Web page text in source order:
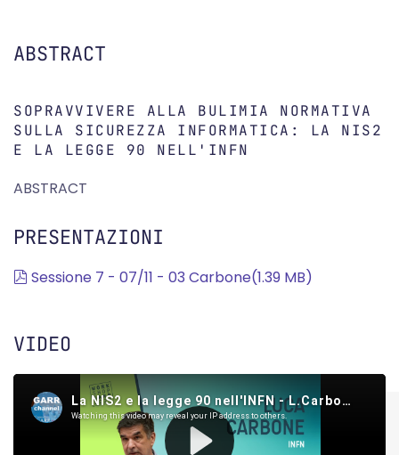
ABSTRACT
SOPRAVVIVERE ALLA BULIMIA NORMATIVA
SULLA SICUREZZA INFORMATICA: LA NIS2
E LA LEGGE 90 NELL'INFN
ABSTRACT
PRESENTAZIONI
pdf
Sessione 7 - 07/11 - 03 Carbone(1.39 MB)
VIDEO